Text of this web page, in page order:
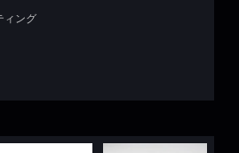
ィング